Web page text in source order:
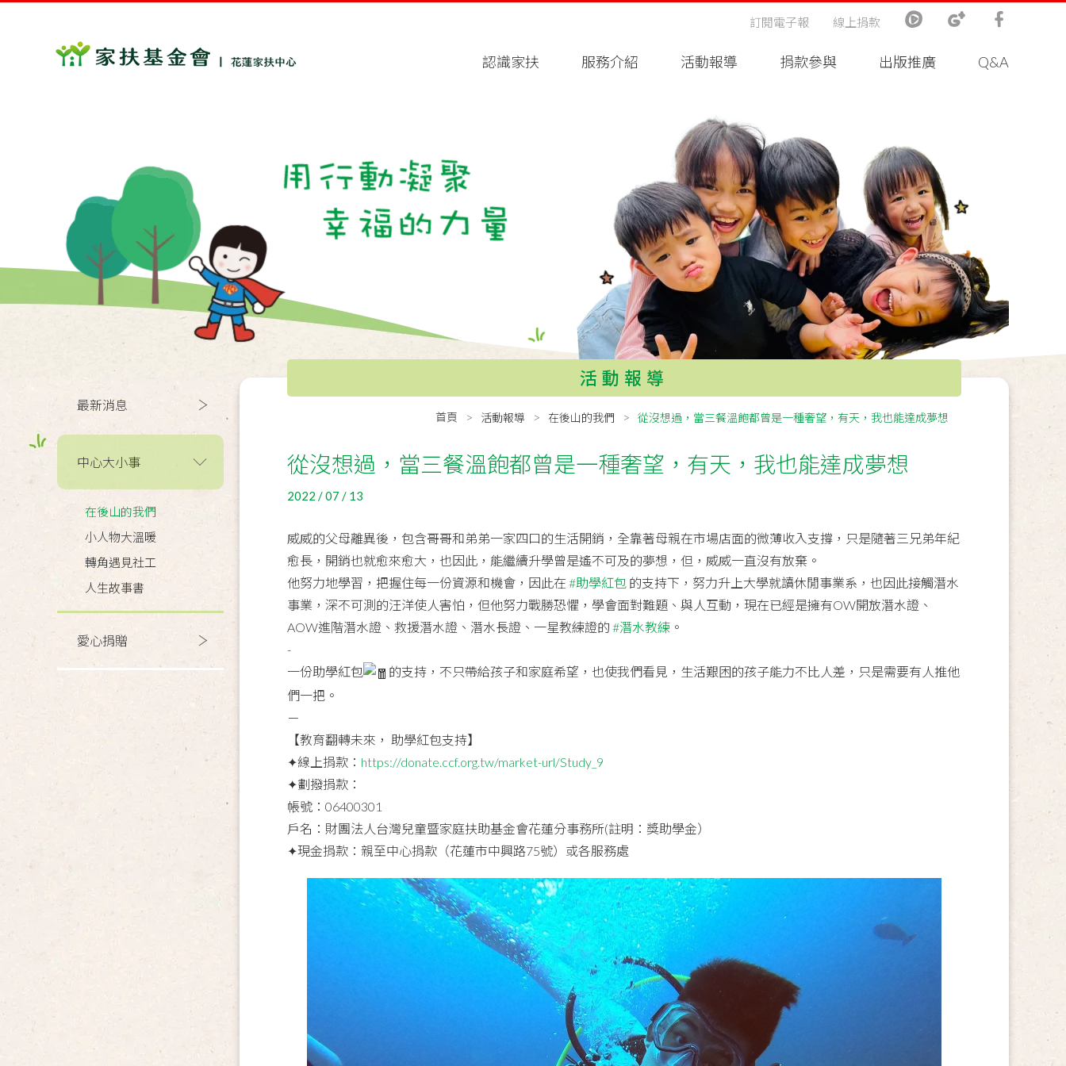
認識家扶 服務介紹 活動報導 捐款參與 出版推廣 Q&A
訂閱電子報 線上捐款
最新消息
中心大小事
在後山的我們
小人物大溫暖
轉角遇見社工
人生故事書
愛心捐贈
活動報導
首頁 活動報導 在後山的我們 從沒想過，當三餐溫飽都曾是一種奢望，有天，我也能達成夢想
從沒想過，當三餐溫飽都曾是一種奢望，有天，我也能達成夢想
2022 / 07 / 13
威威的父母離異後，包含哥哥和弟弟一家四口的生活開銷，全靠著母親在市場店面的微薄收入支撐，只是隨著三兄弟年紀
愈長，開銷也就愈來愈大，也因此，能繼續升學曾是遙不可及的夢想，但，威威一直沒有放棄。
他努力地學習，把握住每一份資源和機會，因此在 #助學紅包 的支持下，努力升上大學就讀休閒事業系，也因此接觸潛水
事業，深不可測的汪洋使人害怕，但他努力戰勝恐懼，學會面對難題、與人互動，現在已經是擁有OW開放潛水證、
AOW進階潛水證、救援潛水證、潛水長證、一星教練證的 #潛水教練 。
-
一份助學紅包
的支持，不只帶給孩子和家庭希望，也使我們看見，生活艱困的孩子能力不比人差，只是需要有人推他
們一把。
－
【教育翻轉未來， 助學紅包支持】
✦線上捐款： https://donate.ccf.org.tw/market-url/Study_9
✦劃撥捐款：
帳號：06400301
戶名：財團法人台灣兒童暨家庭扶助基金會花蓮分事務所(註明：獎助學金）
✦現金捐款：親至中心捐款（花蓮市中興路75號）或各服務處